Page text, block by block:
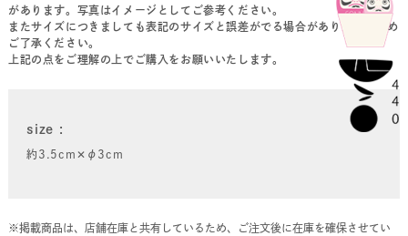
があります。写真はイメージとしてご参考ください。
またサイズにつきましても表記のサイズと誤差がでる場合があります。予め
ご了承ください。
上記の点をご理解の上でご購入をお願いいたします。
size
約3.5cm✕φ3cm
※掲載商品は、店舗在庫と共有しているため、ご注文後に在庫を確保させてい